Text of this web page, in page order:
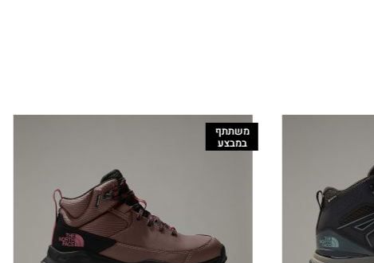
משתתף
במבצע